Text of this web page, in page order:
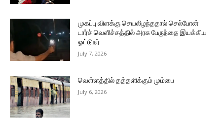
முகப்பு விளக்கு செயலிழந்ததால் செல்போன்
டார்ச் வெளிச்சத்தில் அரசு பேருந்தை இயக்கிய
ஓட்டுநர்
July 7, 2026
வெள்ளத்தில் தத்தளிக்கும் மும்பை
July 6, 2026